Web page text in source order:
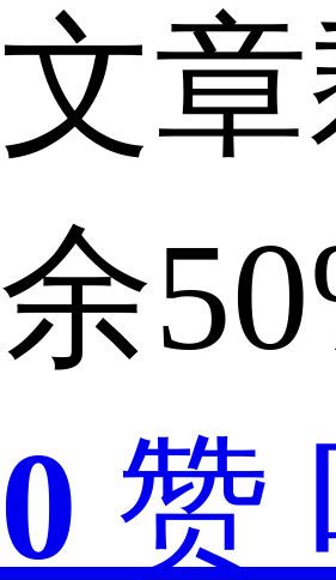
腾
讯
旗
文章
余
0 赞